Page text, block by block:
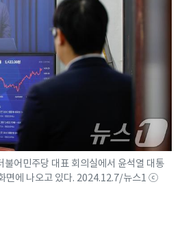
불어민주당 대표 회의실에서 윤석열 대통
면에 나오고 있다. 2024.12.7/뉴스1 ⓒ